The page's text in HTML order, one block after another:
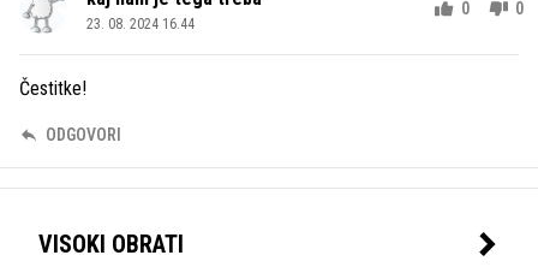
23. 08. 2024 16.44
0 0
Čestitke!
ODGOVORI
VISOKI OBRATI